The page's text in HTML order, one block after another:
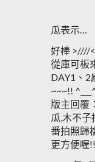
瓜表示…
好棒 >////<
從庫可板
DAY1、2
~~~!!
版主回覆
瓜,木不
番拍照歸
更方便喔